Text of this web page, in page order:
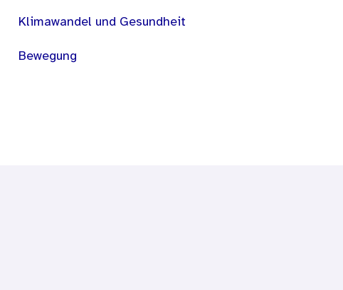
Klimawandel und Gesundheit
Bewegung